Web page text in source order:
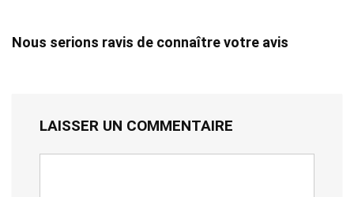
Nous serions ravis de connaître votre avis
LAISSER UN COMMENTAIRE